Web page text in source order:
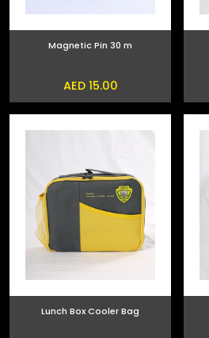
Magnetic Pin 30 m
AED 15.00
Lunch Box Cooler Bag